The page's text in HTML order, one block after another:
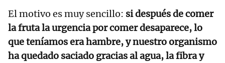
El motivo es muy sencillo: si después de comer
la fruta la urgencia por comer desaparece, lo
que teníamos era hambre, y nuestro organismo
ha quedado saciado gracias al agua, la fibra y